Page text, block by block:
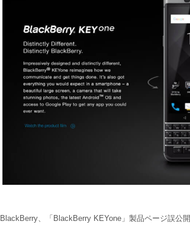
BlackBerry、「BlackBerry KEYone」製品ページ誤公開